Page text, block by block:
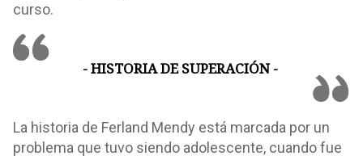
curso.
- HISTORIA DE SUPERACIÓN -
La historia de Ferland Mendy está marcada por un
problema que tuvo siendo adolescente, cuando fue